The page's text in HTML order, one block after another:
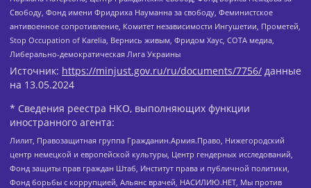
Свободу, Фонд имени Фридриха Науманна за свободу, Феминистское
антивоенное сопротивление, Комитет независимости Ингушетии, Прометей,
Stop Occupation of Karelia, Вернись живым, Фридом Хаус, СОТА медиа,
Либерально-демократическая Лига Украины
Источник: https://minjust.gov.ru/ru/documents/7756/ данные
на 13.05.2024
* Сведения реестра НКО, выполняющих функции
иностранного агента:
Лилит, Правозащитная группа Гражданин.Армия.Право, Нижегородский
центр немецкой и европейской культуры, Центр гендерных исследований,
Фонд защиты прав граждан Штаб, Институт права и публичной политики,
Фонд борьбы с коррупцией, Альянс врачей, НАСИЛИЮ.НЕТ, Мы против